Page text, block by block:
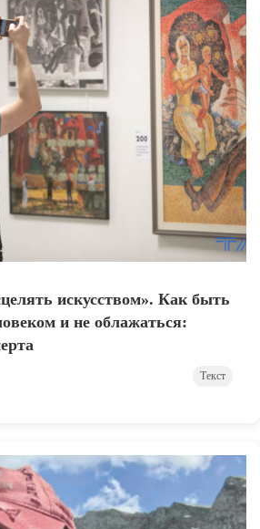
искусством». Как быть
и не облажаться:
Текст